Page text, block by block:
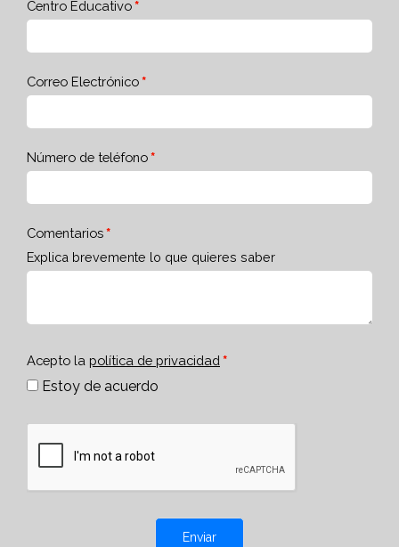
Centro Educativo
Correo Electrónico
Número de teléfono
Comentarios
Explica brevemente lo que quieres saber
Acepto la política de privacidad
Estoy de acuerdo
Enviar